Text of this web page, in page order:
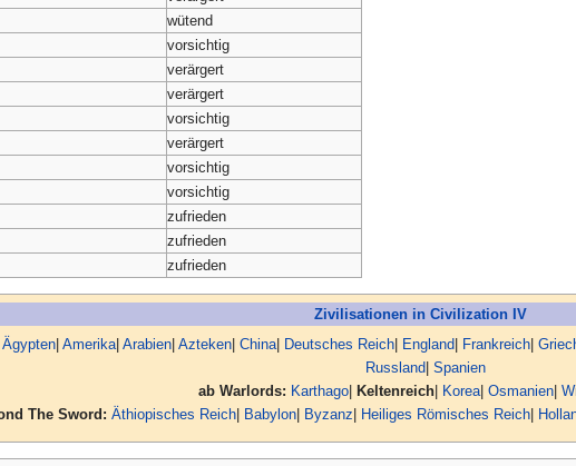
wütend
vorsichtig
verärgert
verärgert
vorsichtig
verärgert
vorsichtig
vorsichtig
zufrieden
zufrieden
zufrieden
Zivilisationen in Civilization IV
Ägypten Amerika| Arabien Azteken China| Deutsches Reich England Frankreich
Russland Spanien
ab Warlords: Karthago| Keltenreich| Korea| Osmanien|
The Sword: Äthiopisches Reich Babylon Byzanz Heiliges Römisches Reich